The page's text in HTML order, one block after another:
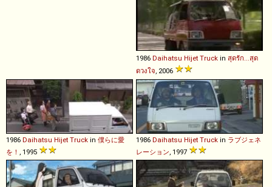
1986 Daihatsu Hijet Truck in สุดรัก...สุด
ดวงใจ, 2006
1986 Daihatsu Hijet Truck in 僕らに愛
を！ , 1995
1986 Daihatsu Hijet Truck in ラブジェネ
レーション, 1997